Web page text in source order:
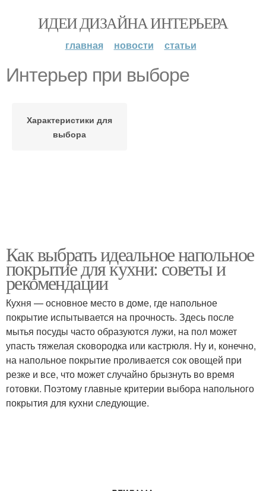
ИДЕИ ДИЗАЙНА ИНТЕРЬЕРА
главная новости статьи
Интерьер при выборе
Характеристики для
выбора
Как выбрать идеальное напольное
покрытие для кухни: советы и
рекомендации
Кухня — основное место в доме, где напольное
покрытие испытывается на прочность. Здесь после
мытья посуды часто образуются лужи, на пол может
упасть тяжелая сковородка или кастрюля. Ну и, конечно,
на напольное покрытие проливается сок овощей при
резке и все, что может случайно брызнуть во время
готовки. Поэтому главные критерии выбора напольного
покрытия для кухни следующие.